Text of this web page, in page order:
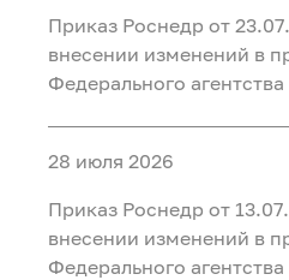
изучения за счет
бюджета до 2030 года"
Приказ Роснедр от
внесении изменений в
Федерального агентства
для разведки и добычи
ископаемых, для
изучения недр,
полезных ископаемых,
28 июля 2026
Приказ Роснедр от
внесении изменений в
Федерального агентства